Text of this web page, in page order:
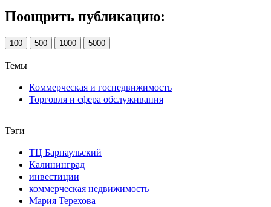
Поощрить публикацию:
100 500 1000 5000
Темы
Коммерческая и госнедвижимость
Торговля и сфера обслуживания
Тэги
ТЦ Барнаульский
Калининград
инвестиции
коммерческая недвижимость
Мария Терехова